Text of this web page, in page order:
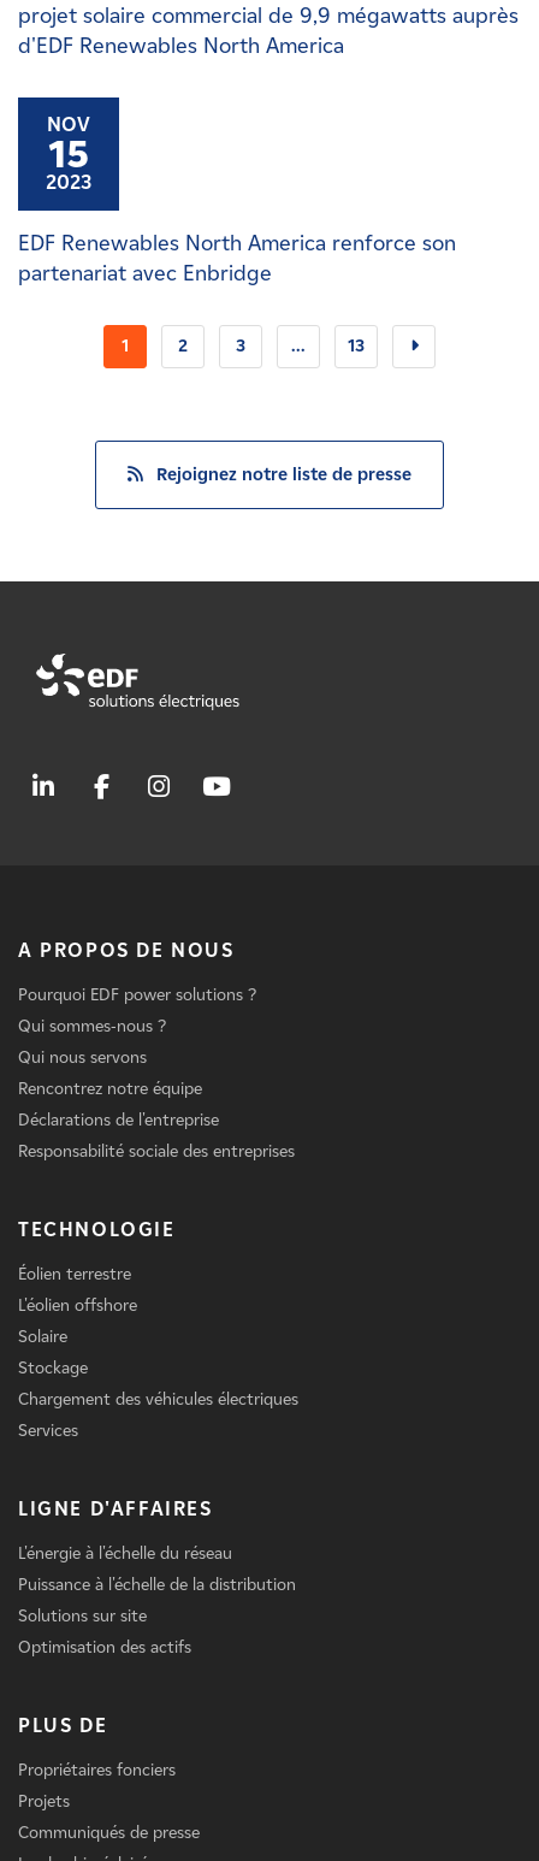
projet solaire commercial de 9,9 mégawatts auprès
d'EDF Renewables North America
NOV
15
2023
EDF Renewables North America renforce son
partenariat avec Enbridge
1 2 3 ... 13
Rejoignez notre liste de presse
A PROPOS DE NOUS
Pourquoi EDF power solutions ?
Qui sommes-nous ?
Qui nous servons
Rencontrez notre équipe
Déclarations de l'entreprise
Responsabilité sociale des entreprises
TECHNOLOGIE
Éolien terrestre
L'éolien offshore
Solaire
Stockage
Chargement des véhicules électriques
Services
LIGNE D'AFFAIRES
L'énergie à l'échelle du réseau
Puissance à l'échelle de la distribution
Solutions sur site
Optimisation des actifs
PLUS DE
Propriétaires fonciers
Projets
Communiqués de presse